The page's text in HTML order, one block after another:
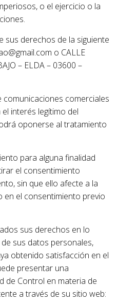
o el ejercicio o la
sus derechos de la siguiente
o CALLE
– ELDA – 03600 –
comunicaciones comerciales
interés legítimo del
oponerse al tratamiento
para alguna finalidad
el consentimiento
sin que ello afecte a la
en el consentimiento previo
sus derechos en lo
sus datos personales,
obtenido satisfacción en el
presentar una
de Control en materia de
a través de su sitio web: